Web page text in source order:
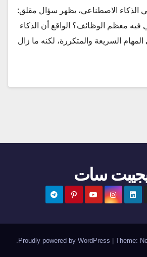
الذكاء الاصطناعي، يظهر سؤال مقلق:
فيه معظم الوظائف؟ الواقع أن الذكاء
السريعة والمتكررة، لكنه ما زال
سات
Proudly powered by WordPress Theme: